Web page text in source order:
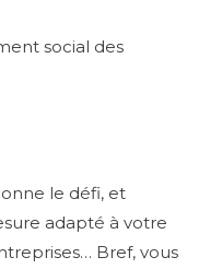
social des
le défi, et
adapté à votre
Bref, vous